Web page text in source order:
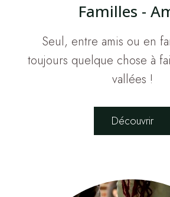
Familles -
Seul, entre amis ou en
toujours quelque chose à
vallées !
Découvrir